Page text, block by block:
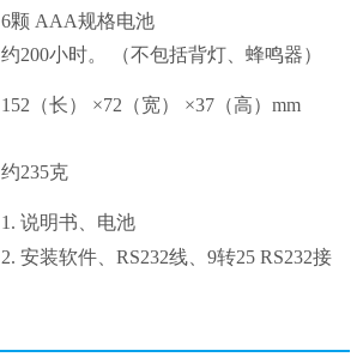
6颗 AAA规格电池
约200小时。 （不包括背灯、蜂鸣器）
152（长） ×72（宽） ×37（高）mm
约235克
1.说明书、电池
2.安装软件、RS232线、9转25 RS232接